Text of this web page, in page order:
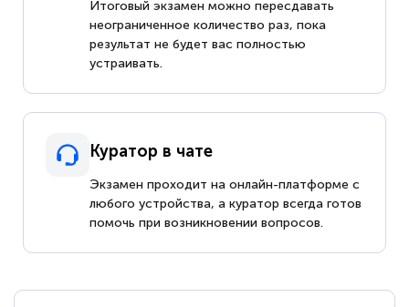
Итоговый экзамен можно пересдавать
неограниченное количество раз, пока
результат не будет вас полностью
устраивать.
Куратор в чате
Экзамен проходит на онлайн-платформе с
любого устройства, а куратор всегда готов
помочь при возникновении вопросов.